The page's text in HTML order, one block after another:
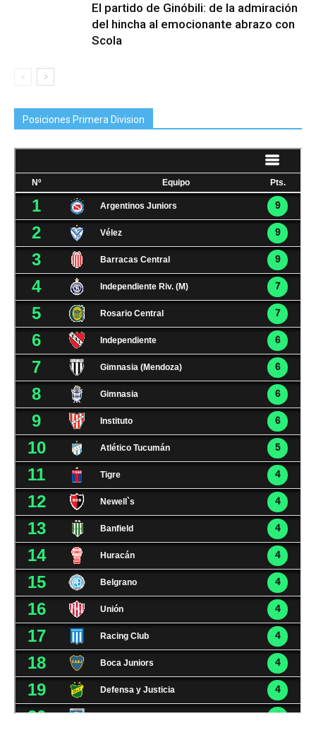
El partido de Ginóbili: de la admiración
del hincha al emocionante abrazo con
Scola
Posiciones Primera Division